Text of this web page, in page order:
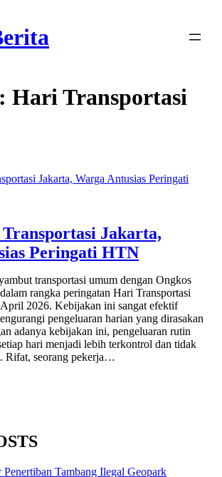
Hari Transportasi
Transportasi Jakarta,
Peringati HTN
transportasi umum dengan Ongkos
rangka peringatan Hari Transportasi
2026. Kebijakan ini sangat efektif
pengeluaran harian yang dirasakan
adanya kebijakan ini, pengeluaran rutin
hari menjadi lebih terkontrol dan tidak
Rifat, seorang pekerja…
Penertiban Tambang Ilegal Geopark